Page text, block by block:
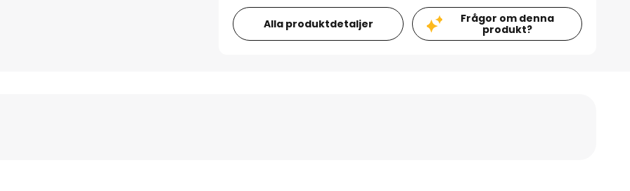
Alla produktdetaljer
Frågor om denna
produkt?